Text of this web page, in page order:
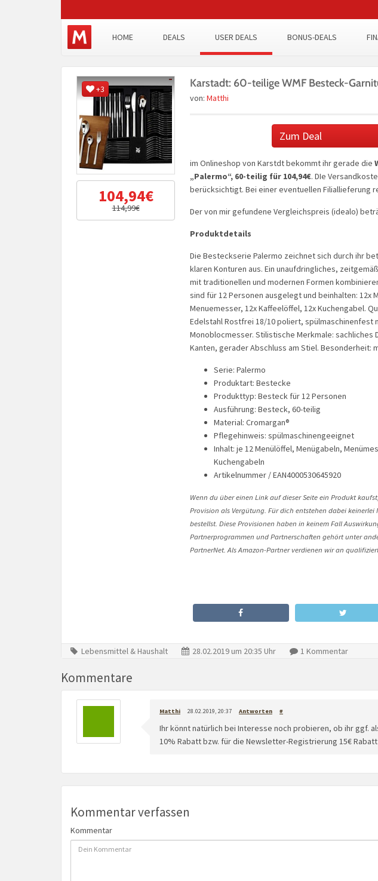
HOME DEALS USER DEALS BONUS-DEALS
+3
104,94€
114,99€
Karstadt: 60-teilige WMF Besteck-
von: Matthi
Zum Deal
im Onlineshop von Karstdt bekommt ihr gerade die
„Palermo“, 60-teilig für 104,94€. DIe
berücksichtigt. Bei einer eventuellen Filiallieferung
Der von mir gefundene Vergleichspreis (idealo)
Produktdetails
Die Besteckserie Palermo zeichnet sich durch ihr
klaren Konturen aus. Ein unaufdringliches,
mit traditionellen und modernen Formen
sind für 12 Personen ausgelegt und beinhalten: 12x
Menuemesser, 12x Kaffeelöffel, 12x Kuchengabel.
Edelstahl Rostfrei 18/10 poliert, spülmaschinenfest
Monoblocmesser. Stilistische Merkmale:
Kanten, gerader Abschluss am Stiel. Besonderheit:
Serie: Palermo
Produktart: Bestecke
Produkttyp: Besteck für 12 Personen
Ausführung: Besteck, 60-teilig
Material: Cromargan®
Pflegehinweis: spülmaschinengeeignet
Inhalt: je 12 Menülöffel, Menügabeln,
Kuchengabeln
Artikelnummer / EAN4000530645920
Wenn du über einen Link auf dieser Seite ein Produkt
Provision als Vergütung. Für dich entstehen dabei
bestellst. Diese Provisionen haben in keinem Fall
Partnerprogrammen und Partnerschaften gehört unter
PartnerNet. Als Amazon-Partner verdienen wir an
Lebensmittel & Haushalt 28.02.2019 um 20:35 Uhr 1 Kommentar
Kommentare
Matthi 28.02.2019, 20:37 Antworten #
Ihr könnt natürlich bei Interesse noch probieren, ob ihr ggf.
10% Rabatt bzw. für die Newsletter-Registrierung 15€
Kommentar verfassen
Kommentar